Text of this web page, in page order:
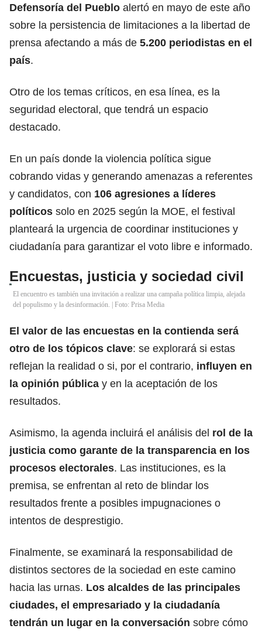
Defensoría del Pueblo alertó en mayo de este año
sobre la persistencia de limitaciones a la libertad de
prensa afectando a más de 5.200 periodistas en el
país.
Otro de los temas críticos, en esa línea, es la
seguridad electoral, que tendrá un espacio
destacado.
En un país donde la violencia política sigue
cobrando vidas y generando amenazas a referentes
y candidatos, con 106 agresiones a líderes
políticos solo en 2025 según la MOE, el festival
planteará la urgencia de coordinar instituciones y
ciudadanía para garantizar el voto libre e informado.
Encuestas, justicia y sociedad civil
El encuentro es también una invitación a realizar una campaña política limpia, alejada
del populismo y la desinformación. | Foto: Prisa Media
El valor de las encuestas en la contienda será
otro de los tópicos clave: se explorará si estas
reflejan la realidad o si, por el contrario, influyen en
la opinión pública y en la aceptación de los
resultados.
Asimismo, la agenda incluirá el análisis del rol de la
justicia como garante de la transparencia en los
procesos electorales. Las instituciones, es la
premisa, se enfrentan al reto de blindar los
resultados frente a posibles impugnaciones o
intentos de desprestigio.
Finalmente, se examinará la responsabilidad de
distintos sectores de la sociedad en este camino
hacia las urnas. Los alcaldes de las principales
ciudades, el empresariado y la ciudadanía
tendrán un lugar en la conversación sobre cómo